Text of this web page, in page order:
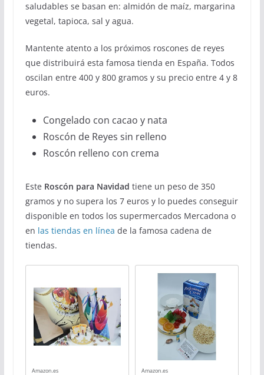
saludables se basan en: almidón de maíz, margarina
vegetal, tapioca, sal y agua.
Mantente atento a los próximos roscones de reyes
que distribuirá esta famosa tienda en España. Todos
oscilan entre 400 y 800 gramos y su precio entre 4 y 8
euros.
Congelado con cacao y nata
Roscón de Reyes sin relleno
Roscón relleno con crema
Este Roscón para Navidad tiene un peso de 350
gramos y no supera los 7 euros y lo puedes conseguir
disponible en todos los supermercados Mercadona o
en las tiendas en línea de la famosa cadena de
tiendas.
Amazon.es Amazon.es